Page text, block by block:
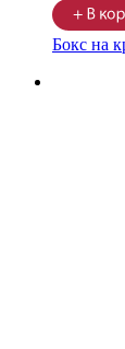
Бокс на